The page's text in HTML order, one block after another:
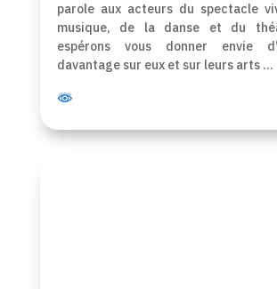
parole aux acteurs du spectacle
musique, de la danse et du
espérons vous donner envie
davantage sur eux et sur leurs arts …